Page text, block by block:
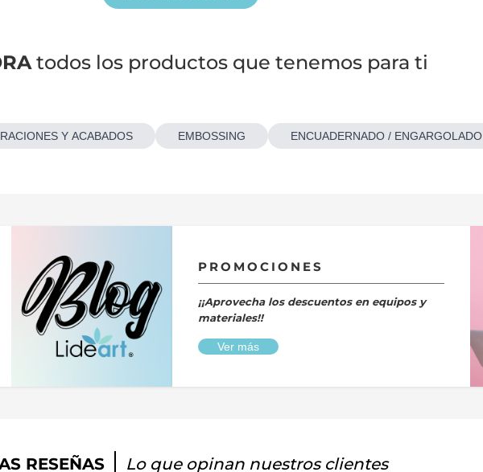
todos los productos que tenemos para ti
Y ACABADOS EMBOSSING ENCUADERNADO / ENGARGOLADO
PROMOCIONES
¡¡Aprovecha los descuentos en equipos y
materiales!!
Ver más
RESEÑAS Lo que opinan nuestros clientes